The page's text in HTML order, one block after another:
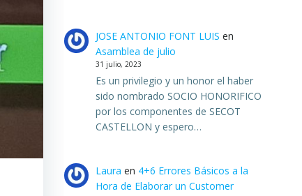
JOSE ANTONIO FONT LUIS en
Asamblea de julio
31 julio, 2023
Es un privilegio y un honor el haber
sido nombrado SOCIO HONORIFICO
por los componentes de SECOT
CASTELLON y espero…
Laura en 4+6 Errores Básicos a la
Hora de Elaborar un Customer